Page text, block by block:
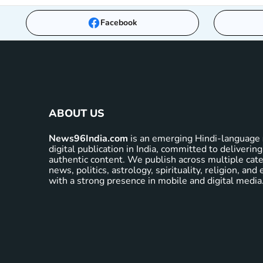
Facebook
ABOUT US
News96India.com is an emerging Hindi-
digital publication in India, committed to
authentic content. We publish across multiple
news, politics, astrology, spirituality, religion, and
with a strong presence in mobile and digital media.